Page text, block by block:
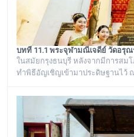
ในสมัยกรุงธนบุรี หลังจากมีการสม
ทำพิธีอัญเชิญเข้ามาประดิษฐานไว้
บ้านได้เรียกเพี้ยนกันไปว่า “วิหารพ
เป็นสิ่งศักดิ์สิทธิ์ของวัดอรุณราชวร
เคารพศรัทธาตั้งแต่ครั้งอดีตกาลจว